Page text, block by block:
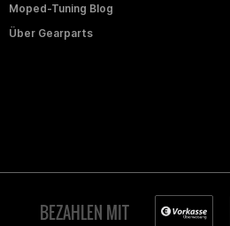
Moped-Tuning Blog
Über Gearparts
BEZAHLEN MIT